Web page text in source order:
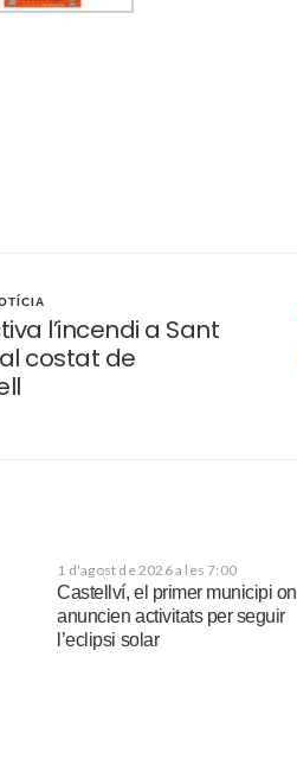
l’incendi a Sant
costat de
1 d'agost de 2026 a les 7:00
Castellví, el primer municipi on
anuncien activitats per seguir
l’eclipsi solar